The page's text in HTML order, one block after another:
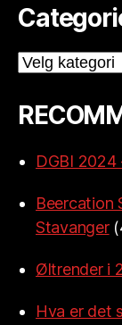
Categories
DGBI 2024
Beercation
Stavanger
Øltrender i
Hva er det